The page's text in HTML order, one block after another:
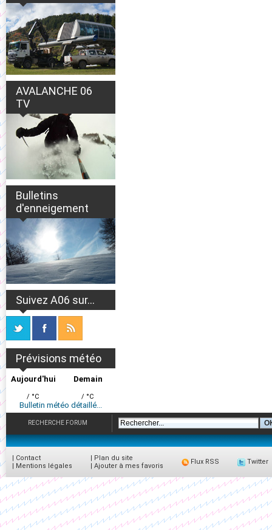
AVALANCHE 06
TV
Bulletins
d'enneigement
Suivez A06 sur...
Prévisions météo
Aujourd'hui
/ °C
Demain
/ °C
Bulletin météo détaillé...
RECHERCHE FORUM
| Contact
| Mentions légales
| Plan du site
| Ajouter à mes favoris
Flux RSS Twitter